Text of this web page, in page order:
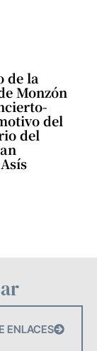
de la
Monzón
del
del
ENLACES